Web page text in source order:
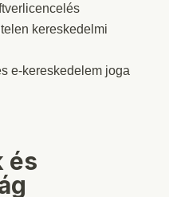
kereskedelmi
e-kereskedelem joga
és